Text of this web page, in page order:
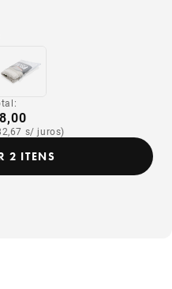
s/ juros)
2 ITENS